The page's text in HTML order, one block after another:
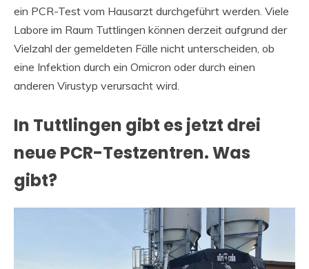
ein PCR-Test vom Hausarzt durchgeführt werden. Viele
Labore im Raum Tuttlingen können derzeit aufgrund der
Vielzahl der gemeldeten Fälle nicht unterscheiden, ob
eine Infektion durch ein Omicron oder durch einen
anderen Virustyp verursacht wird.
In Tuttlingen gibt es jetzt drei
neue PCR-Testzentren. Was
gibt?